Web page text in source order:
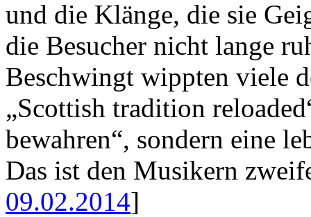
und die Klänge, die sie
die Besucher nicht lange
Beschwingt wippten viele
„Scottish tradition
bewahren“, sondern eine
Das ist den Musikern
09.02.2014]